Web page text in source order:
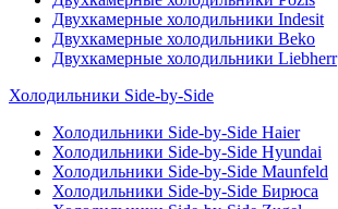
Двухкамерные холодильники Indesit
Двухкамерные холодильники Beko
Двухкамерные холодильники Liebherr
Холодильники Side-by-Side
Холодильники Side-by-Side Haier
Холодильники Side-by-Side Hyundai
Холодильники Side-by-Side Maunfeld
Холодильники Side-by-Side Бирюса